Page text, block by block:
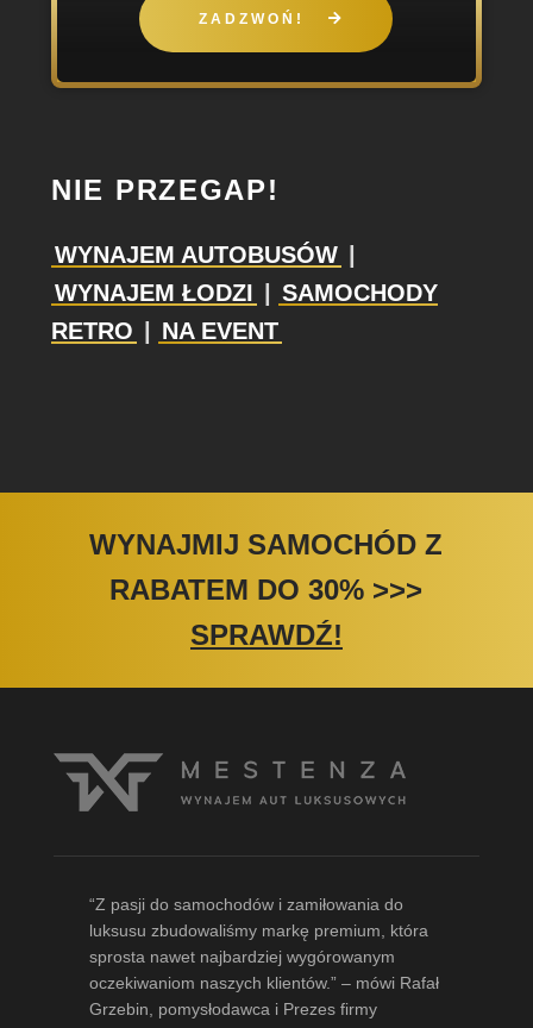
ZADZWOŃ!
NIE PRZEGAP!
WYNAJEM AUTOBUSÓW
WYNAJEM ŁODZI
SAMOCHODY
RETRO
NA EVENT
WYNAJMIJ SAMOCHÓD Z
RABATEM DO 30% >>>
SPRAWDŹ!
“Z pasji do samochodów i zamiłowania do
luksusu zbudowaliśmy markę premium, która
sprosta nawet najbardziej wygórowanym
oczekiwaniom naszych klientów.” – mówi Rafał
Grzebin , pomysłodawca i Prezes firmy